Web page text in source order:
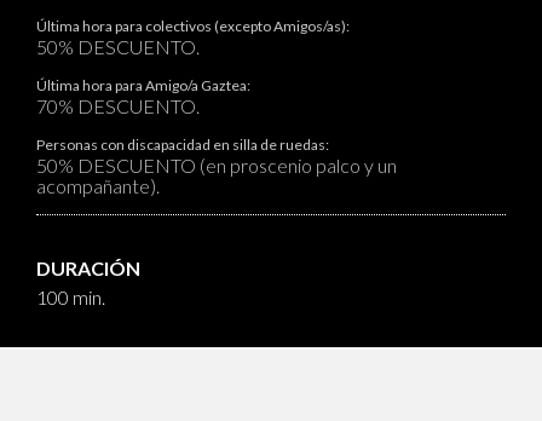
Última hora para colectivos (excepto Amigos/as):
50% DESCUENTO.
Última hora para Amigo/a Gaztea:
70% DESCUENTO.
Personas con discapacidad en silla de ruedas:
50% DESCUENTO (en proscenio palco y un
acompañante).
DURACIÓN
100 min.